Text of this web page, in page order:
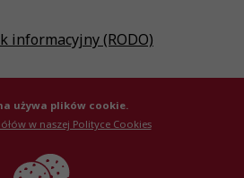
informacyjny (RODO)
Laboratoryjnych 2026
używa plików cookie.
w naszej Polityce Cookies